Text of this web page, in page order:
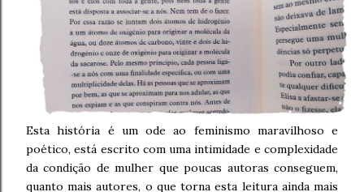
Esta história é um ode ao feminismo maravilhoso e
poético, está escrito com uma intimidade e complexidade
da condição de mulher que poucas autoras conseguem,
quanto mais autores, o que torna esta leitura ainda mais